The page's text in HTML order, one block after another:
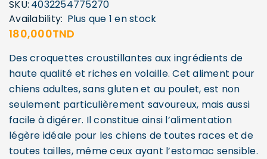
SKU: 4032254775270
Availability: Plus que 1 en stock
180,000TND
Des croquettes croustillantes aux ingrédients de
haute qualité et riches en volaille. Cet aliment pour
chiens adultes, sans gluten et au poulet, est non
seulement particulièrement savoureux, mais aussi
facile à digérer. Il constitue ainsi l’alimentation
légère idéale pour les chiens de toutes races et de
toutes tailles, même ceux ayant l’estomac sensible.